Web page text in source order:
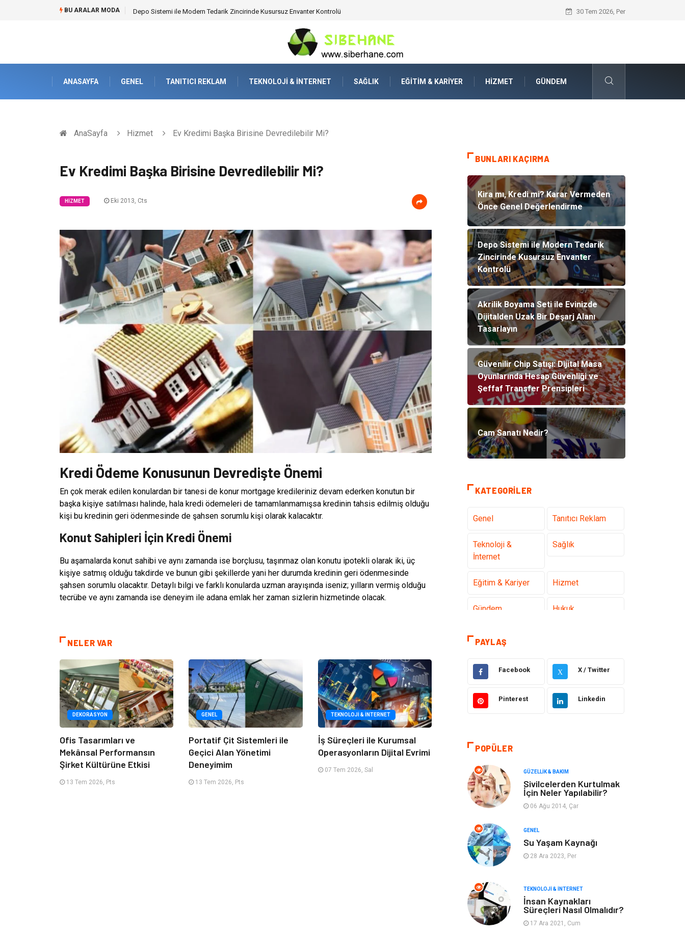
BU ARALAR MODA Akrilik Boyama Seti ile Evinizde Dijitalden Uzak Bir Deşarj Alanı Tasarlayın Güvenilir Chip Satışı: Dijital Masa
30 Tem 2026, Per
ANASAYFA GENEL TANITICI REKLAM TEKNOLOJI & İNTERNET SAĞLIK EĞITIM & KARIYER HIZMET GÜNDEM
AnaSayfa Hizmet Ev Kredimi Başka Birisine Devredilebilir Mi?
Ev Kredimi Başka Birisine Devredilebilir Mi?
HIZMET Eki 2013, Cts
Kredi Ödeme Konusunun Devredişte Önemi
En çok merak edilen konulardan bir tanesi de konur mortgage kredileriniz devam ederken konutun bir
başka kişiye satılması halinde, hala kredi ödemeleri de tamamlanmamışsa kredinin tahsis edilmiş olduğu
kişi bu kredinin geri ödenmesinde de şahsen sorumlu kişi olarak kalacaktır.
Konut Sahipleri İçin Kredi Önemi
Bu aşamalarda konut sahibi ve aynı zamanda ise borçlusu, taşınmaz olan konutu ipotekli olarak iki, üç
kişiye satmış olduğu takdirde ve bunun gibi şekillerde yani her durumda kredinin geri ödenmesinde
şahsen sorumlu olacaktır. Detaylı bilgi ve farklı konularda uzman arayışında iseniz; yılların vermiş olduğu
tecrübe ve aynı zamanda ise deneyim ile adana emlak her zaman sizlerin hizmetinde olacak.
NELER VAR
DEKORASYON
Ofis Tasarımları ve
Mekânsal Performansın
Şirket Kültürüne Etkisi
13 Tem 2026, Pts
GENEL
Portatif Çit Sistemleri ile
Geçici Alan Yönetimi
Deneyimim
13 Tem 2026, Pts
TEKNOLOJI & İNTERNET
İş Süreçleri ile Kurumsal
Operasyonların Dijital Evrimi
07 Tem 2026, Sal
BUNLARI KAÇIRMA
Kira mı, Kredi mi? Karar Vermeden
Önce Genel Değerlendirme
Depo Sistemi ile Modern Tedarik
Zincirinde Kusursuz Envanter
Kontrolü
Akrilik Boyama Seti ile Evinizde
Dijitalden Uzak Bir Deşarj Alanı
Tasarlayın
Güvenilir Chip Satışı: Dijital Masa
Oyunlarında Hesap Güvenliği ve
Şeffaf Transfer Prensipleri
Cam Sanatı Nedir?
KATEGORILER
Genel Tanıtıcı Reklam
Teknoloji &
İnternet
Sağlık
Eğitim & Kariyer Hizmet
Gündem Hukuk
Moda
Yazılım
Giyim
Yeme & İçme Gıda
Keyif & Hobi Organizasyon
Müzik
Gayrimenkul Spor
Finans& Ekonomi
Genel Kültür Emlak
PAYLAŞ
Facebook X X / Twitter
Pinterest Linkedin
POPÜLER
GÜZELLIK & BAKIM
Sivilcelerden Kurtulmak
İçin Neler Yapılabilir?
06 Ağu 2014, Çar
GENEL
Su Yaşam Kaynağı
28 Ara 2023, Per
TEKNOLOJI & İNTERNET
İnsan Kaynakları
Süreçleri Nasıl Olmalıdır?
17 Ara 2021, Cum